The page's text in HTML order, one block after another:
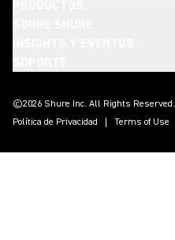
©2026 Shure Inc. All Rights Reserved.
Política de Privacidad
Terms of Use